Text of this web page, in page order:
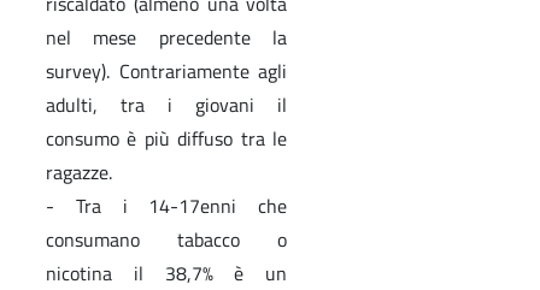
nel mese precedente la
survey). Contrariamente agli
adulti, tra i giovani il
consumo è più diffuso tra le
ragazze.
- Tra i 14-17enni che
consumano tabacco o
nicotina il 38,7% è un